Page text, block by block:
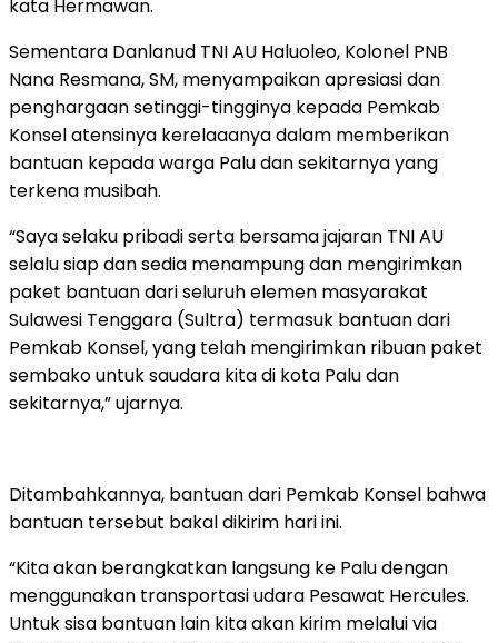
kata Hermawan.
Sementara Danlanud TNI AU Haluoleo, Kolonel PNB
Nana Resmana, SM, menyampaikan apresiasi dan
penghargaan setinggi-tingginya kepada Pemkab
Konsel atensinya kerelaaanya dalam memberikan
bantuan kepada warga Palu dan sekitarnya yang
terkena musibah.
“Saya selaku pribadi serta bersama jajaran TNI AU
selalu siap dan sedia menampung dan mengirimkan
paket bantuan dari seluruh elemen masyarakat
Sulawesi Tenggara (Sultra) termasuk bantuan dari
Pemkab Konsel, yang telah mengirimkan ribuan paket
sembako untuk saudara kita di kota Palu dan
sekitarnya,” ujarnya.
Ditambahkannya, bantuan dari Pemkab Konsel bahwa
bantuan tersebut bakal dikirim hari ini.
“Kita akan berangkatkan langsung ke Palu dengan
menggunakan transportasi udara Pesawat Hercules.
Untuk sisa bantuan lain kita akan kirim melalui via